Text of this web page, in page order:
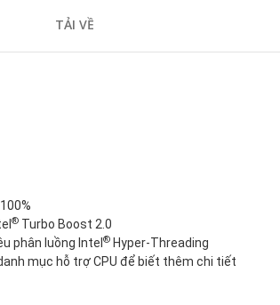
TẢI VỀ
® Turbo Boost 2.0
phân luồng Intel ® Hyper-Threading
mục hỗ trợ CPU để biết thêm chi tiết